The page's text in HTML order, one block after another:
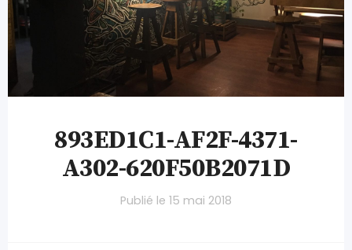
893ED1C1-AF2F-4371-
A302-620F50B2071D
Publié le 15 mai 2018